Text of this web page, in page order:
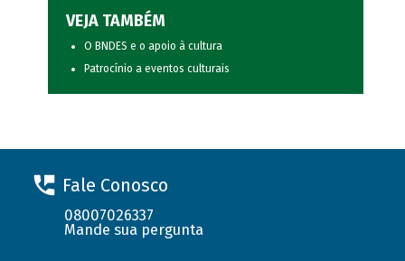
VEJA TAMBÉM
O BNDES e o apoio à cultura
Patrocínio a eventos culturais
Fale Conosco
08007026337
Mande sua pergunta